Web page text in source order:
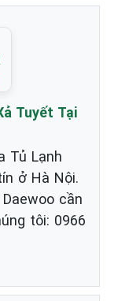
Tuyết Tại
Tủ Lạnh
ở Hà Nội.
cần
tôi: 0966